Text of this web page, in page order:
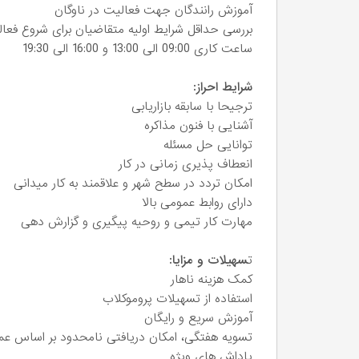
آموزش رانندگان جهت فعالیت در ناوگان
بررسی حداقل شرایط اولیه متقاضیان برای شروع
ساعت کاری 09:00 الی 13:00 و 16:00 الی 19:30
شرایط احراز:
ترجیحا با سابقه بازاریابی
آشنایی با فنون مذاکره
توانایی حل مسئله
انعطاف پذیری زمانی در کار
امکان تردد در سطح شهر و علاقمند به کار میدانی
دارای روابط عمومی بالا
مهارت کار تیمی و روحیه پیگیری و گزارش دهی
تسهیلات و مزایا:
کمک هزینه ناهار
استفاده از تسهیلات پروموکلاب
آموزش سریع و رایگان
تسویه هفتگی، امکان دریافتی نامحدود بر اساس